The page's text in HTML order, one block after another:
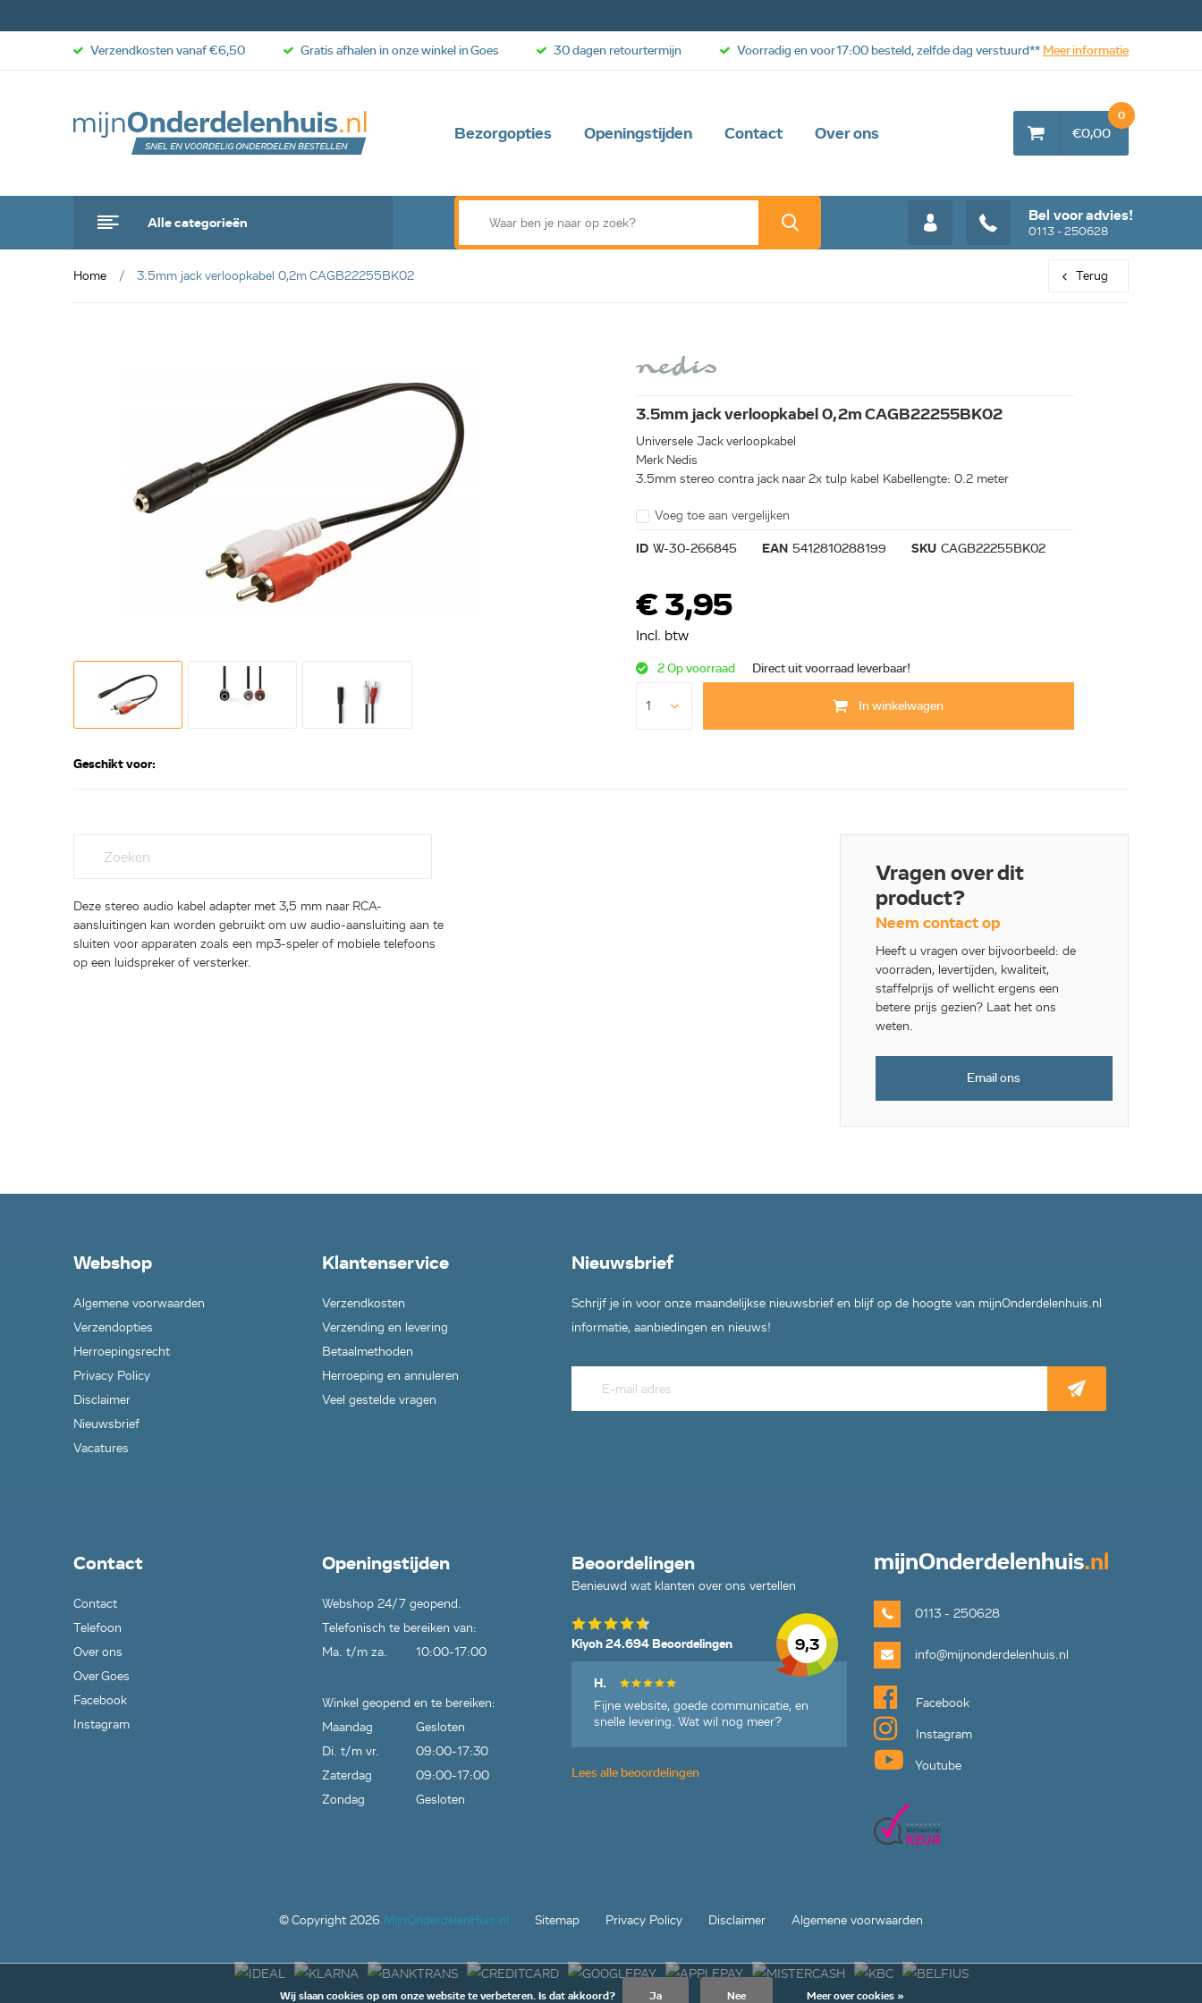
Bezorgopties Openingstijden Contact Over ons
Alle categorieën Bel voor advies!
0113 - 250628
€0,00
0
Verzendkosten vanaf €6,50 Gratis afhalen in onze winkel in Goes 30 dagen retourtermijn Voorradig en voor 17:00 besteld, zelfde dag verstuurd** Meer informatie
Home 3.5mm jack verloopkabel 0,2m CAGB22255BK02 Terug
3.5mm jack verloopkabel 0,2m CAGB22255BK02
Universele Jack verloopkabel
Merk Nedis
3.5mm stereo contra jack naar 2x tulp kabel Kabellengte: 0.2 meter
Voeg toe aan vergelijken
ID W-30-266845 EAN 5412810288199 SKU CAGB22255BK02
€ 3,95
Incl. btw
2 Op voorraad Direct uit voorraad leverbaar!
In winkelwagen
Geschikt voor:
Deze stereo audio kabel adapter met 3,5 mm naar RCA-
aansluitingen kan worden gebruikt om uw audio-aansluiting aan te
sluiten voor apparaten zoals een mp3-speler of mobiele telefoons
op een luidspreker of versterker.
Vragen over dit
product?
Neem contact op
Heeft u vragen over bijvoorbeeld: de
voorraden, levertijden, kwaliteit,
staffelprijs of wellicht ergens een
betere prijs gezien? Laat het ons
weten.
Email ons
Wij slaan cookies op om onze website te verbeteren. Is dat akkoord? Ja Nee Meer over cookies »
Webshop
Algemene voorwaarden
Verzendopties
Herroepingsrecht
Privacy Policy
Disclaimer
Nieuwsbrief
Vacatures
Klantenservice
Verzendkosten
Verzending en levering
Betaalmethoden
Herroeping en annuleren
Veel gestelde vragen
Nieuwsbrief
Schrijf je in voor onze maandelijkse nieuwsbrief en blijf op de hoogte van mijnOnderdelenhuis.nl
informatie, aanbiedingen en nieuws!
Contact
Contact
Telefoon
Over ons
Over Goes
Facebook
Instagram
Openingstijden
Webshop 24/7 geopend.
Telefonisch te bereiken van:
Ma. t/m za.
10:00-17:00
Winkel geopend en te bereiken:
Maandag
Gesloten
Di. t/m vr.
09:00-17:30
Zaterdag
09:00-17:00
Zondag
Gesloten
Beoordelingen
Benieuwd wat klanten over ons vertellen
9,3
Kiyoh 24.694 Beoordelingen
H.
Fijne website, goede communicatie, en
snelle levering. Wat wil nog meer?
Lees alle beoordelingen
mijnOnderdelenhuis.nl
0113 - 250628
info@mijnonderdelenhuis.nl
Facebook
Instagram
Youtube
© Copyright 2026 MijnOnderdelenHuis.nl Sitemap Privacy Policy Disclaimer Algemene voorwaarden